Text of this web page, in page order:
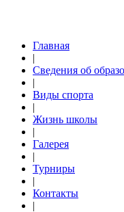
Главная
|
Сведения об
|
Виды спорта
|
Жизнь школы
|
Галерея
|
Турниры
|
Контакты
|